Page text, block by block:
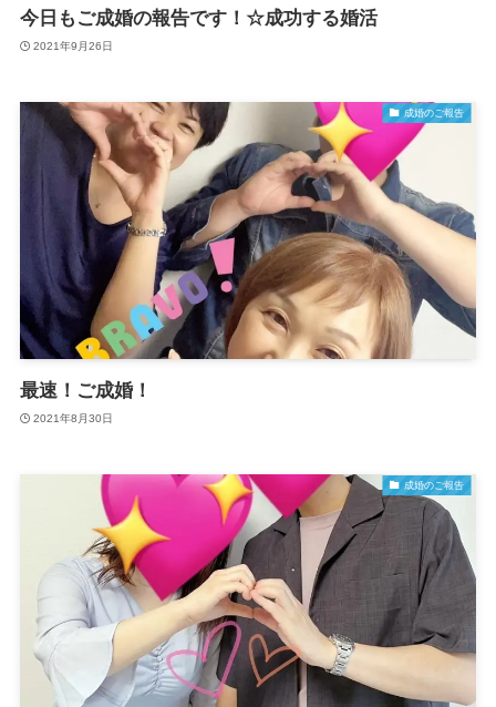
今日もご成婚の報告です！☆成功する婚活
2021年9月26日
成婚のご報告
最速！ご成婚！
2021年8月30日
成婚のご報告